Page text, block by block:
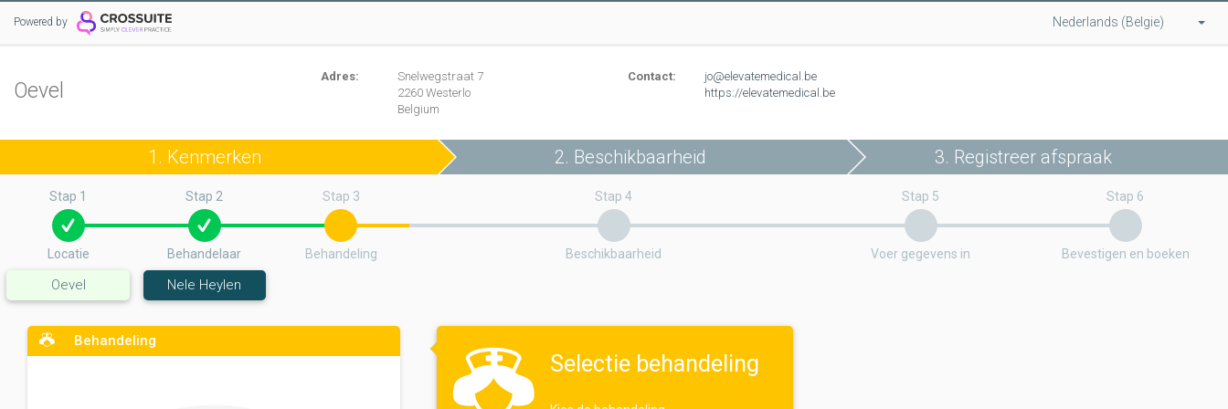
Powered by Nederlands (Belgie)
Oevel
Adres: Snelwegstraat 7
2260 Westerlo
Belgium
Contact:
jo@elevatemedical.be
https://elevatemedical.be
1. Kenmerken 2. Beschikbaarheid 3. Registreer afspraak
Stap 1
Locatie
Oevel
Stap 2
Behandelaar
Nele Heylen
Stap 3
Behandeling
Stap 4
Beschikbaarheid
Stap 5
Voer gegevens in
Stap 6
Bevestigen en boeken
Behandeling
Selectie behandeling